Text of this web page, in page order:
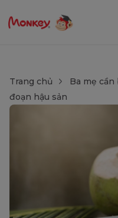
Trang chủ Ba mẹ cần
đoạn hậu sản